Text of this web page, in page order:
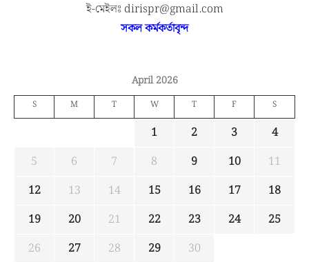
ই-মেইলঃ dirispr@gmail.com
সকল কর্মকর্তাবৃন্দ
April 2026
S M T W T F S
1 2 3
4
5
6 7 8 9 10
11
12
13 14 15 16 17
18
19
20 21 22 23 24
25
26
27 28 29
30